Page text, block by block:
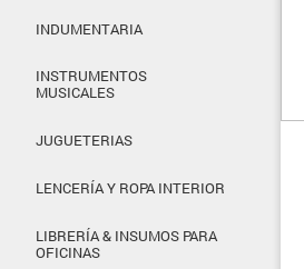
INDUMENTARIA
INSTRUMENTOS
MUSICALES
JUGUETERIAS
LENCERÍA Y ROPA INTERIOR
LIBRERÍA & INSUMOS PARA
OFICINAS